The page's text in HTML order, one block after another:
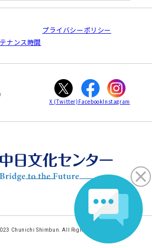
ス･営業時間
引について
用ガイド
イン講座受講の手順
犬山
大垣
プライバシーポリシー
ナンス時間
X (Twitter) FacebookInstagram
Chunichi Shimbun. All Rights Reserved.